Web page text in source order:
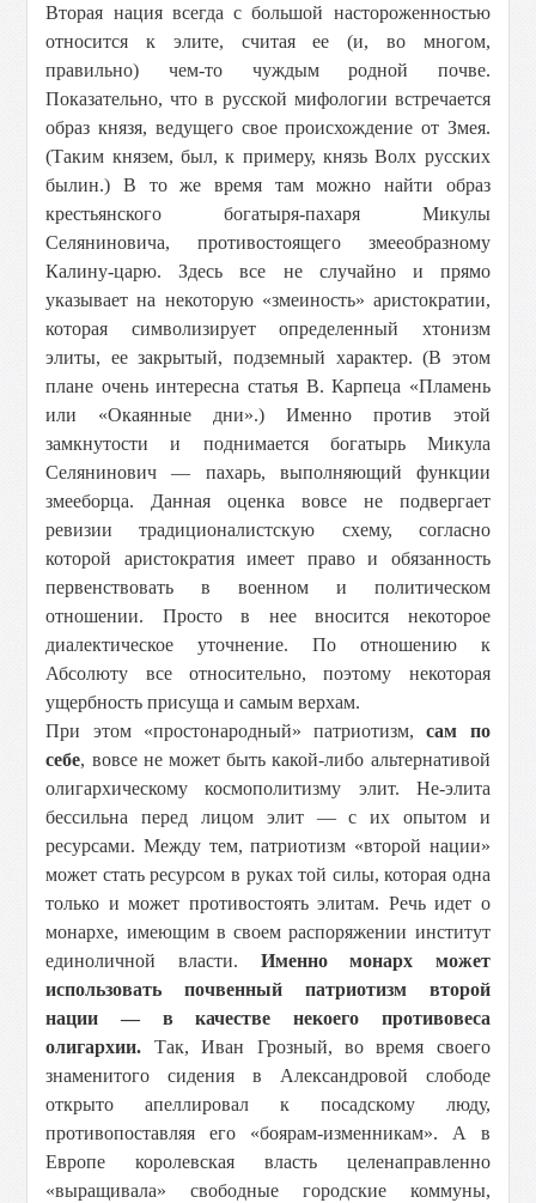
Вторая нация всегда с большой настороженностью
относится к элите, считая ее (и, во многом,
правильно) чем-то чуждым родной почве.
Показательно, что в русской мифологии встречается
образ князя, ведущего свое происхождение от Змея.
(Таким князем, был, к примеру, князь Волх русских
былин.) В то же время там можно найти образ
крестьянского богатыря-пахаря Микулы
Селяниновича, противостоящего змееобразному
Калину-царю. Здесь все не случайно и прямо
указывает на некоторую «змеиность» аристократии,
которая символизирует определенный хтонизм
элиты, ее закрытый, подземный характер. (В этом
плане очень интересна статья В. Карпеца «Пламень
или «Окаянные дни».) Именно против этой
замкнутости и поднимается богатырь Микула
Селянинович — пахарь, выполняющий функции
змееборца. Данная оценка вовсе не подвергает
ревизии традиционалистскую схему, согласно
которой аристократия имеет право и обязанность
первенствовать в военном и политическом
отношении. Просто в нее вносится некоторое
диалектическое уточнение. По отношению к
Абсолюту все относительно, поэтому некоторая
ущербность присуща и самым верхам.
При этом «простонародный» патриотизм,сам по
себе, вовсе не может быть какой-либо альтернативой
олигархическому космополитизму элит. Не-элита
бессильна перед лицом элит — с их опытом и
ресурсами. Между тем, патриотизм «второй нации»
может стать ресурсом в руках той силы, которая одна
только и может противостоять элитам. Речь идет о
монархе, имеющим в своем распоряжении институт
единоличной власти. Именно монарх может
использовать почвенный патриотизм второй
нации — в качестве некоего противовеса
олигархии. Так, Иван Грозный, во время своего
знаменитого сидения в Александровой слободе
открыто апеллировал к посадскому люду,
противопоставляя его «боярам-изменникам». А в
Европе королевская власть целенаправленно
«выращивала» свободные городские коммуны,